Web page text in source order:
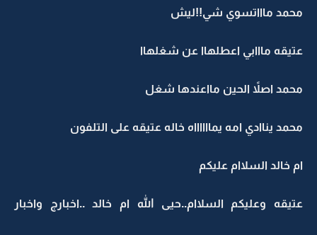
محمد ماااتسوي شي!!ليش
عتيقه مااابي اعطلهاا عن شغلهاا
محمد اصلاً الحين مااعندها شغل
محمد يناادي امه يمااااااه خاله عتيقه على التلفون
ام خالد السلاام عليكم
عتيقه وعليكم السلاام..حيى الله ام خالد ..اخبارج واخبار